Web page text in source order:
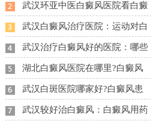
武汉环亚中医白癜风医院看白癜
武汉白癜风治疗医院：运动对白
武汉治疗白癜风好的医院：哪些
湖北白癜风医院在哪里?白癜风
武汉白斑医院哪家好?白癜风患
武汉较好治白癜风：白癜风用药